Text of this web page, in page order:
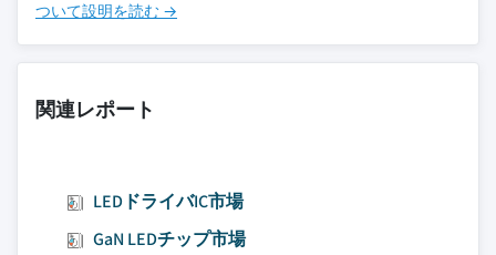
ついて設明を読む →
関連レポート
LEDドライバIC市場
GaN LEDチップ市場